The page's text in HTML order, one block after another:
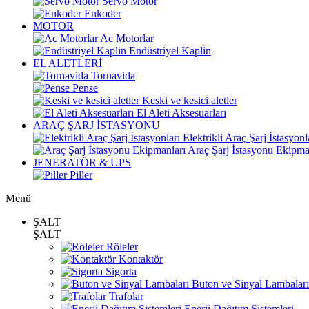
Enkoder
MOTOR
Ac Motorlar
Endüstriyel Kaplin
EL ALETLERİ
Tornavida
Pense
Keski ve kesici aletler
El Aleti Aksesuarları
ARAÇ ŞARJ İSTASYONU
Elektrikli Araç Şarj
Araç Şarj İstasyonu
JENERATÖR & UPS
Piller
Menü
ŞALT
ŞALT
Röleler
Kontaktör
Sigorta
Buton ve Sinyal Lambaları
Trafolar